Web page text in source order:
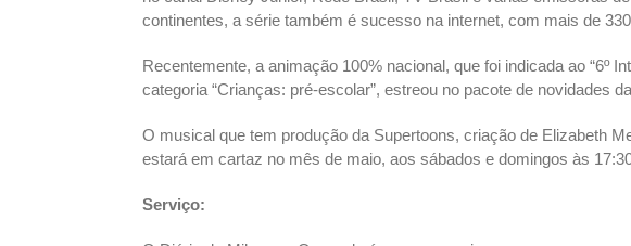
continentes, a série também é sucesso na internet, com mais de
Recentemente, a animação 100% nacional, que foi indicada ao “6º
categoria “Crianças: pré-escolar”, estreou no pacote de novidades
O musical que tem produção da Supertoons, criação de Elizabeth
estará em cartaz no mês de maio, aos sábados e domingos às
Serviço: